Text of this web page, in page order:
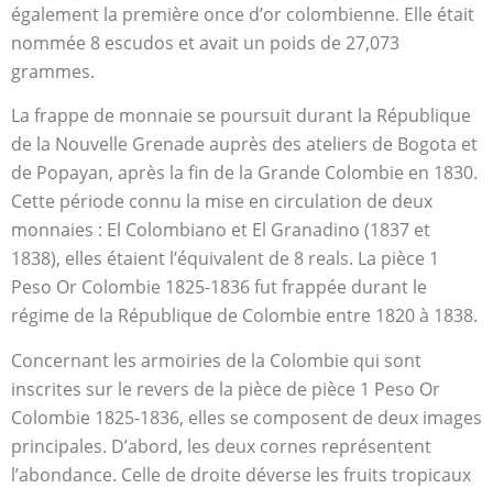
également la première once d’or colombienne. Elle était
nommée 8 escudos et avait un poids de 27,073
grammes.
La frappe de monnaie se poursuit durant la République
de la Nouvelle Grenade auprès des ateliers de Bogota et
de Popayan, après la fin de la Grande Colombie en 1830.
Cette période connu la mise en circulation de deux
monnaies : El Colombiano et El Granadino (1837 et
1838), elles étaient l’équivalent de 8 reals. La pièce 1
Peso Or Colombie 1825-1836 fut frappée durant le
régime de la République de Colombie entre 1820 à 1838.
Concernant les armoiries de la Colombie qui sont
inscrites sur le revers de la pièce de pièce 1 Peso Or
Colombie 1825-1836, elles se composent de deux images
principales. D’abord, les deux cornes représentent
l’abondance. Celle de droite déverse les fruits tropicaux